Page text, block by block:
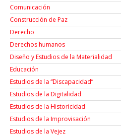
Comunicación
Construcción de Paz
Derecho
Derechos humanos
Diseño y Estudios de la Materialidad
Educación
Estudios de la “Discapacidad”
Estudios de la Digitalidad
Estudios de la Historicidad
Estudios de la Improvisación
Estudios de la Vejez